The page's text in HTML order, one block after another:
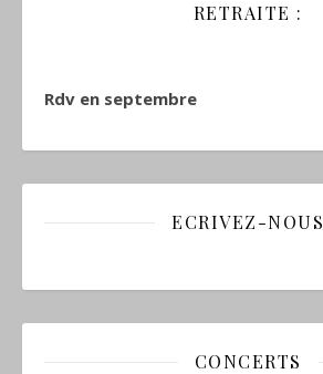
RETRAITE :
Rdv en septembre
ECRIVEZ-NOUS
CONCERTS